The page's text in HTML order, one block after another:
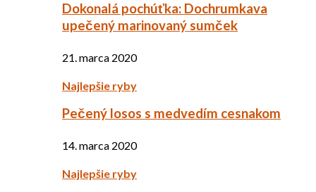
Dokonalá pochúťka: Dochrumkava
upečený marinovaný sumček
21. marca 2020
Najlepšie ryby
Pečený losos s medvedím cesnakom
14. marca 2020
Najlepšie ryby